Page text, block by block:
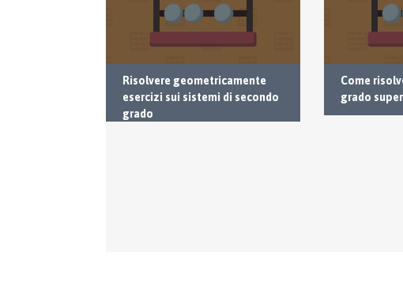
Risolvere geometricamente
esercizi sui sistemi di secondo
grado
Come
grado